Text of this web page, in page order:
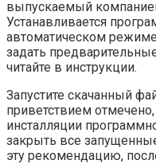
выпускаемый
Устанавливается
автоматическом
задать
читайте в инструкции.
Запустите скачанный
приветствием
инсталляции
закрыть все
эту рекомендацию,